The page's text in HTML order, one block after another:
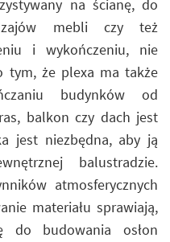
na ścianę, do
mebli czy też
i wykończeniu, nie
tym, że plexa ma także
budynków od
balkon czy dach jest
jest niezbędna, aby ją
balustradzie.
atmosferycznych
materiału sprawiają,
do budowania osłon